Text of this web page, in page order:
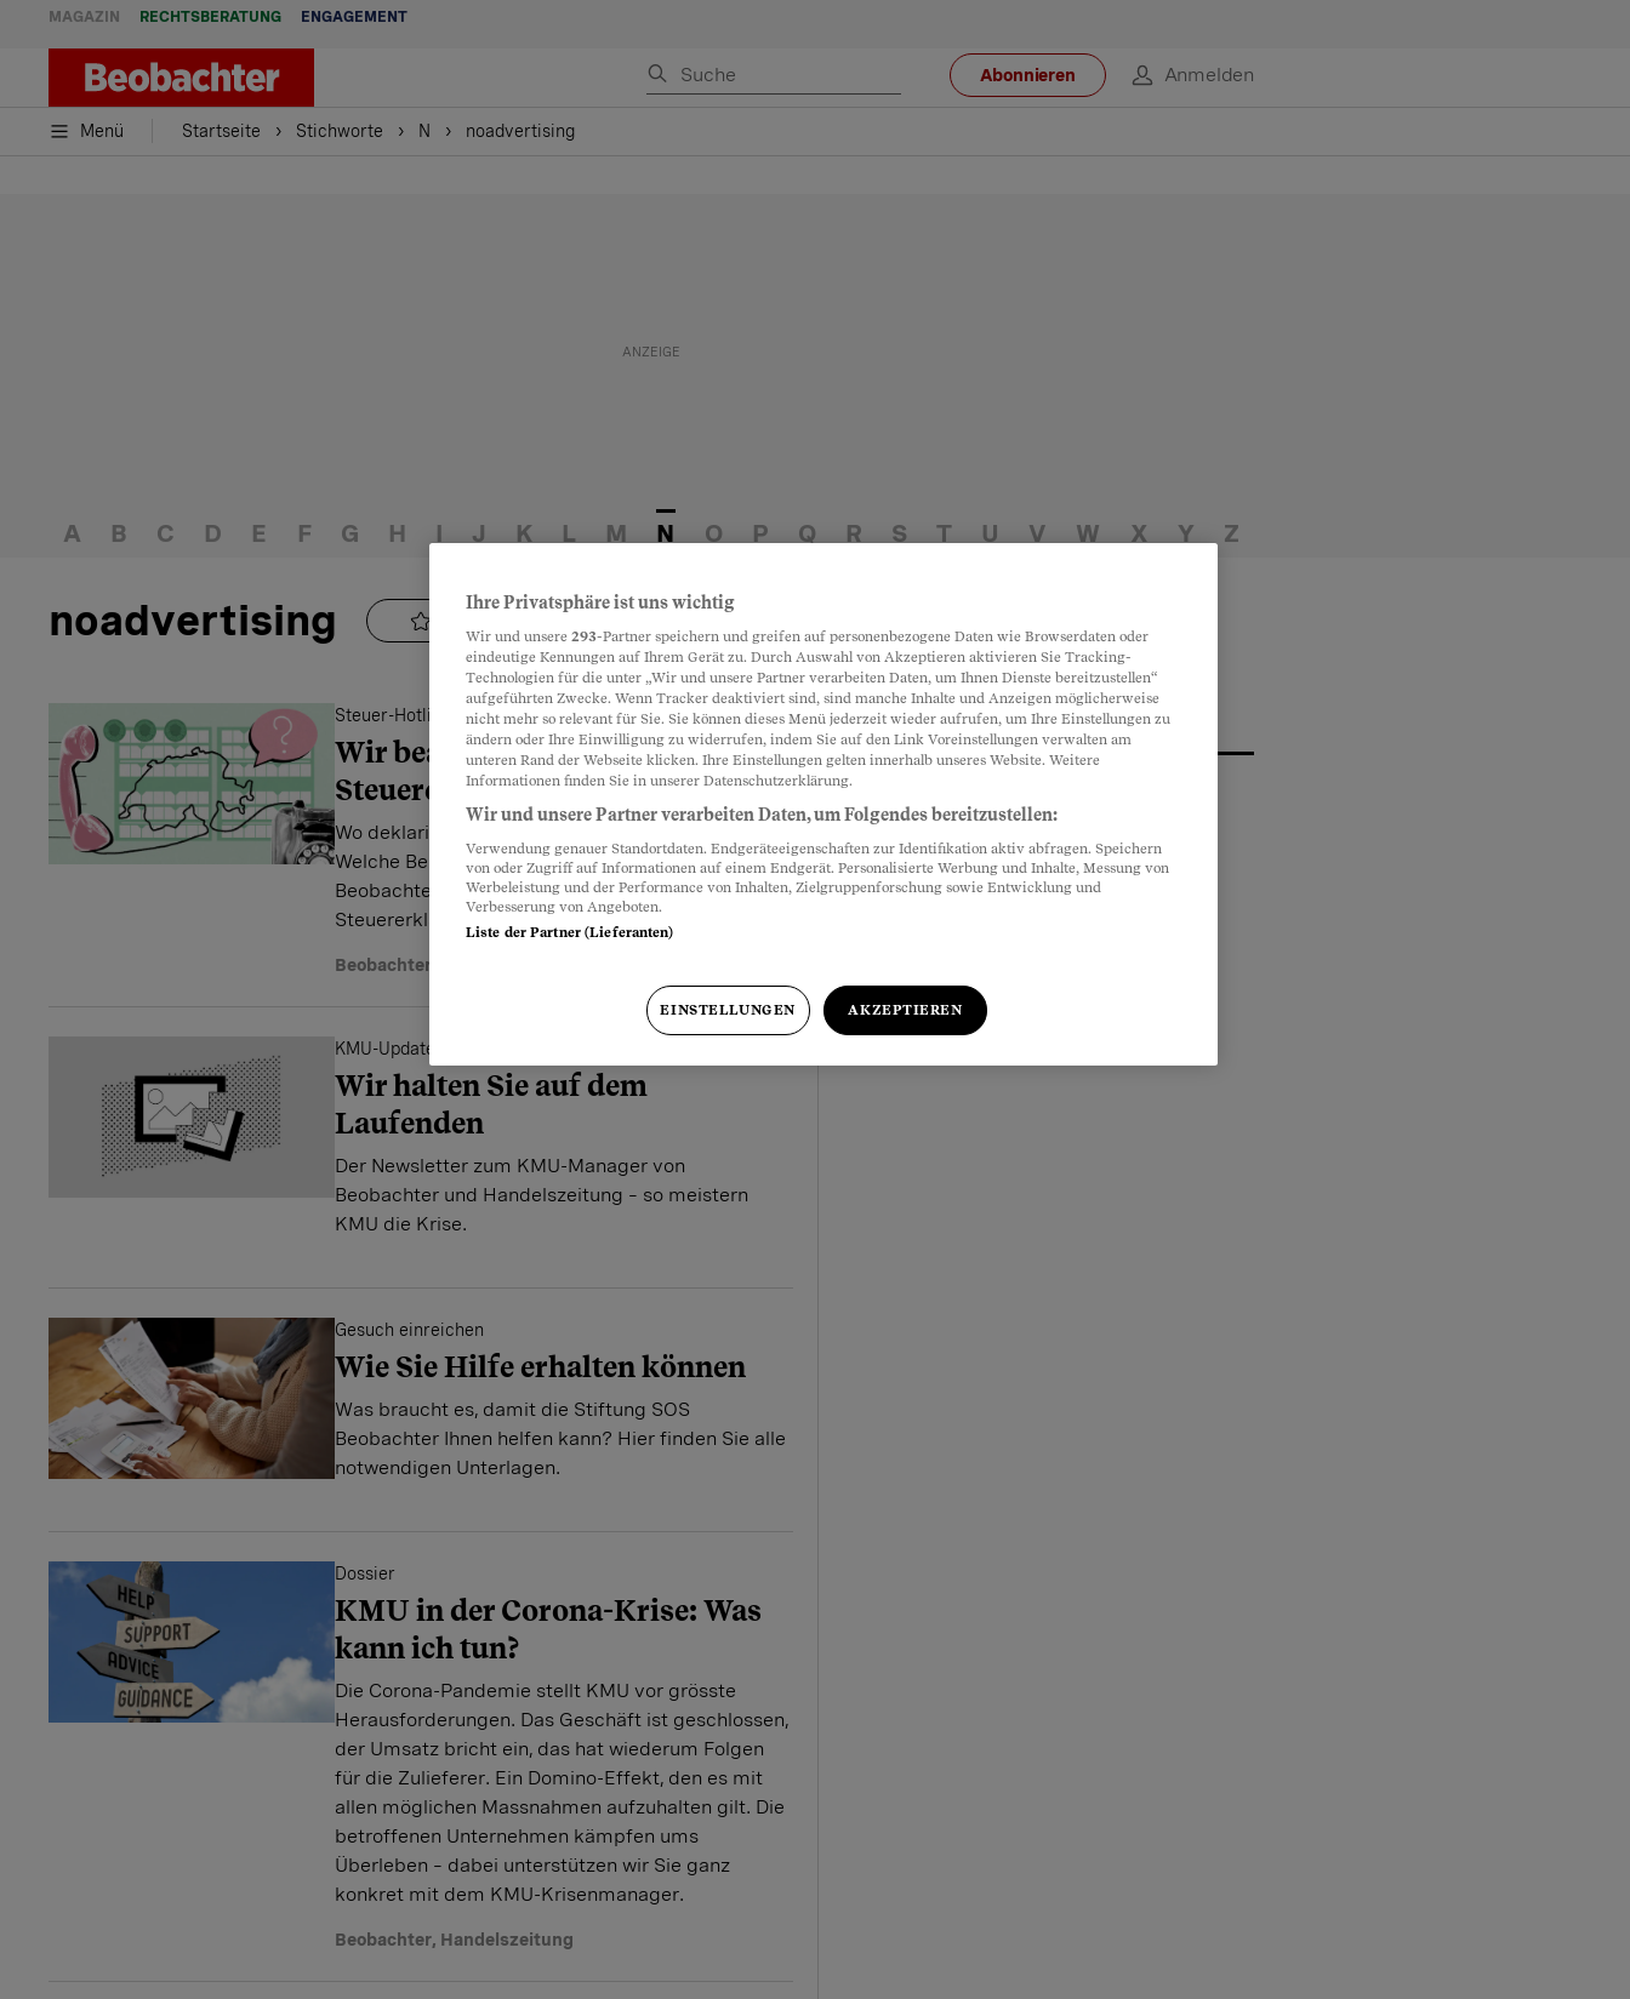
MAGAZIN RECHTSBERATUNG ENGAGEMENT
Abonnieren Anmelden
Menü Startseite Stichworte N noadvertising
A B C D E F G H I J K L M N O P Q R S T U V W X Y Z
noadvertising
Steuer-Hotline des Beobachters
Wir beantworten Ihre Fragen zur
Steuererklärung
Wo deklariere ich Kapitalleistungen aus Vorsorge?
Welche Belege braucht das Steueramt? Der
Beobachter unterstützt Sie beim Ausfüllen der
Steuererklärung.
Beobachter-Redaktion
KMU-Update-Service
Wir halten Sie auf dem
Laufenden
Der Newsletter zum KMU-Manager von
Beobachter und Handelszeitung – so meistern
KMU die Krise.
Gesuch einreichen
Wie Sie Hilfe erhalten können
Was braucht es, damit die Stiftung SOS
Beobachter Ihnen helfen kann? Hier finden Sie alle
notwendigen Unterlagen.
Dossier
KMU in der Corona-Krise: Was
kann ich tun?
Die Corona-Pandemie stellt KMU vor grösste
Herausforderungen. Das Geschäft ist geschlossen,
der Umsatz bricht ein, das hat wiederum Folgen
für die Zulieferer. Ein Domino-Effekt, den es mit
allen möglichen Massnahmen aufzuhalten gilt. Die
betroffenen Unternehmen kämpfen ums
Überleben – dabei unterstützen wir Sie ganz
konkret mit dem KMU-Krisenmanager.
Beobachter, Handelszeitung
Ihre Privatsphäre ist uns wichtig
Wir und unsere 293-Partner speichern und greifen auf personenbezogene Daten wie Browserdaten oder
eindeutige Kennungen auf Ihrem Gerät zu. Durch Auswahl von Akzeptieren aktivieren Sie Tracking-
Technologien für die unter „Wir und unsere Partner verarbeiten Daten, um Ihnen Dienste bereitzustellen“
aufgeführten Zwecke. Wenn Tracker deaktiviert sind, sind manche Inhalte und Anzeigen möglicherweise
nicht mehr so relevant für Sie. Sie können dieses Menü jederzeit wieder aufrufen, um Ihre Einstellungen zu
ändern oder Ihre Einwilligung zu widerrufen, indem Sie auf den Link Voreinstellungen verwalten am
unteren Rand der Webseite klicken. Ihre Einstellungen gelten innerhalb unseres Website. Weitere
Informationen finden Sie in unserer Datenschutzerklärung.
Wir und unsere Partner verarbeiten Daten, um Folgendes bereitzustellen:
Verwendung genauer Standortdaten. Endgeräteeigenschaften zur Identifikation aktiv abfragen. Speichern
von oder Zugriff auf Informationen auf einem Endgerät. Personalisierte Werbung und Inhalte, Messung von
Werbeleistung und der Performance von Inhalten, Zielgruppenforschung sowie Entwicklung und
Verbesserung von Angeboten.
Liste der Partner (Lieferanten)
EINSTELLUNGEN AKZEPTIEREN